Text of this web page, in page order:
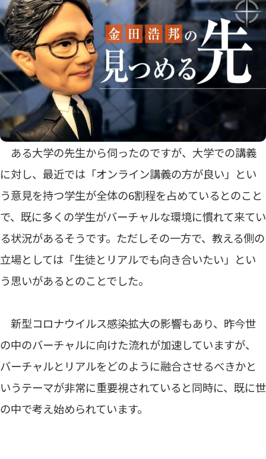
ある大学の先生から伺ったのですが、大学での講義
に対し、最近では「オンライン講義の方が良い」とい
う意見を持つ学生が全体の6割程を占めているとのこと
で、既に多くの学生がバーチャルな環境に慣れて来てい
る状況があるそうです。ただしその一方で、教える側の
立場としては「生徒とリアルでも向き合いたい」とい
う思いがあるとのことでした。
新型コロナウイルス感染拡大の影響もあり、昨今世
の中のバーチャルに向けた流れが加速していますが、
バーチャルとリアルをどのように融合させるべきかと
いうテーマが非常に重要視されていると同時に、既に世
の中で考え始められています。